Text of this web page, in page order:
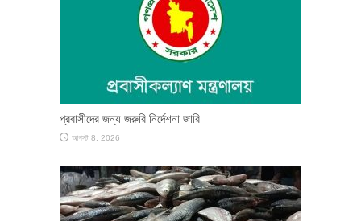
প্রবাসীদের জন্য জরুরি নির্দেশনা জারি
আগস্ট 8, 2026